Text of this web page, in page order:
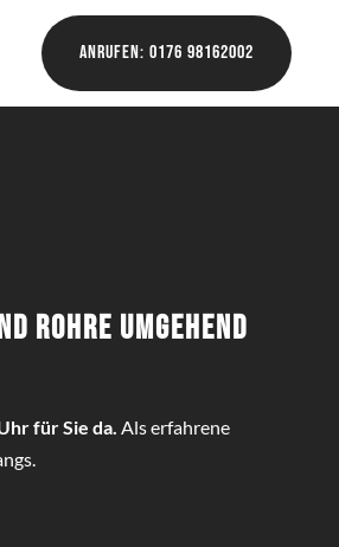
Anrufen: 0176 98162002
Rohre umgehend
für Sie da. Als erfahrene